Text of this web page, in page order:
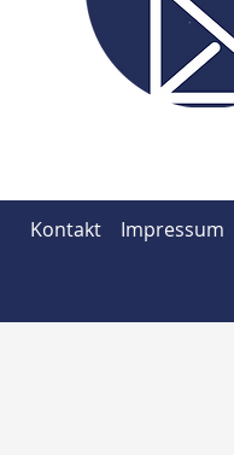
Kontakt Impressum